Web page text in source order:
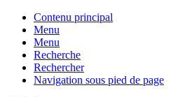
Contenu principal
Menu
Menu
Recherche
Rechercher
Navigation sous pied de page